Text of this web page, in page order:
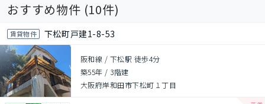
おすすめ物件 (10件)
賃貸物件 下松町戸建1-8-53
阪和線 / 下松駅 徒歩4分
築55年 / 3階建
大阪府岸和田市下松町１丁目